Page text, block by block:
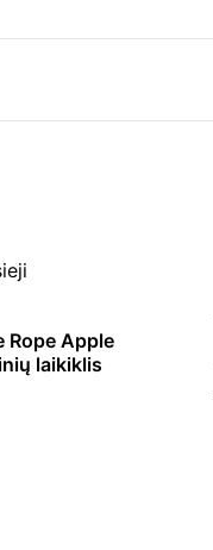
Rope Apple
laikiklis